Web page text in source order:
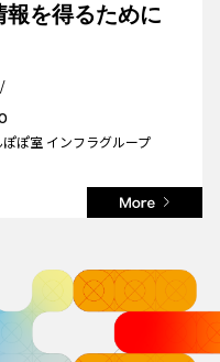
報を得るために
/
ぽ室 インフラグループ